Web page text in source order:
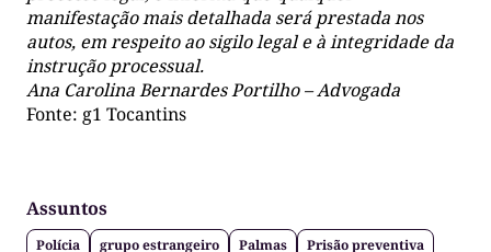
manifestação mais detalhada será prestada nos
autos, em respeito ao sigilo legal e à integridade da
instrução processual.
Ana Carolina Bernardes Portilho – Advogada
Fonte: g1 Tocantins
Assuntos
Polícia grupo estrangeiro Palmas Prisão preventiva